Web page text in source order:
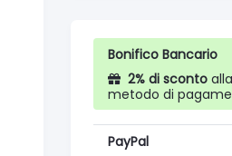
Bonifico Bancario
2% di sconto
metodo di
PayPal